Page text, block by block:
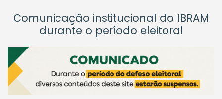
Comunicação institucional do IBRAM
durante o período eleitoral